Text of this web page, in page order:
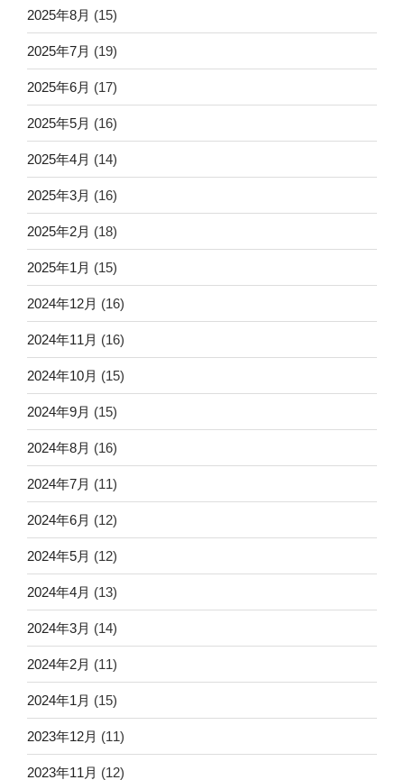
2025年8月 (15)
2025年7月 (19)
2025年6月 (17)
2025年5月 (16)
2025年4月 (14)
2025年3月 (16)
2025年2月 (18)
2025年1月 (15)
2024年12月 (16)
2024年11月 (16)
2024年10月 (15)
2024年9月 (15)
2024年8月 (16)
2024年7月 (11)
2024年6月 (12)
2024年5月 (12)
2024年4月 (13)
2024年3月 (14)
2024年2月 (11)
2024年1月 (15)
2023年12月 (11)
2023年11月 (12)